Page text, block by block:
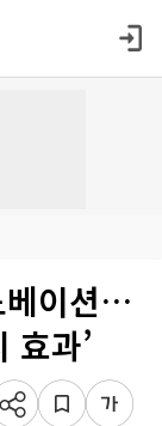
베이션…
효과’